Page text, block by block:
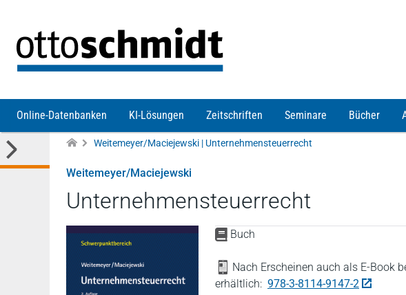
Online-Datenbanken KI-Lösungen Zeitschriften Seminare Bücher
Weitemeyer/Maciejewski | Unternehmensteuerrecht
Weitemeyer/Maciejewski
Unternehmensteuerrecht
Buch
Nach Erscheinen auch als E-Book
erhältlich: 978-3-8114-9147-2